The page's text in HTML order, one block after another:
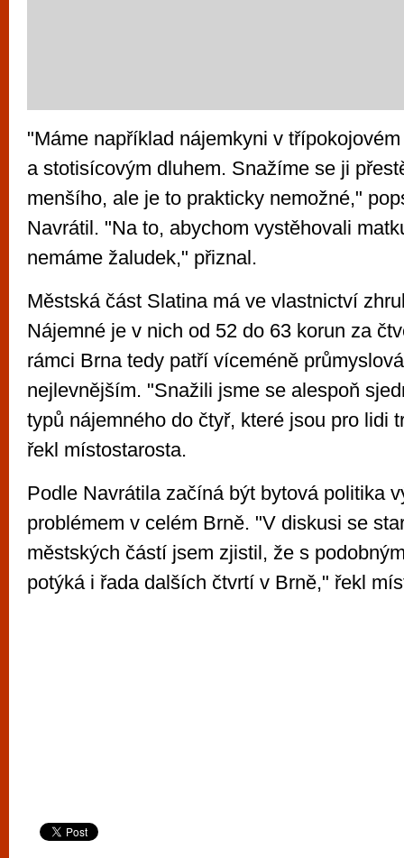
"Máme například nájemkyni v
a stotisícovým dluhem. Snažíme se ji
menšího, ale je to prakticky nemožné,"
Navrátil. "Na to, abychom vystěhovali
nemáme žaludek," přiznal.
Městská část Slatina má ve vlastnictví
Nájemné je v nich od 52 do 63 korun za
rámci Brna tedy patří víceméně
nejlevnějším. "Snažili jsme se alespoň
typů nájemného do čtyř, které jsou pro lidi
řekl místostarosta.
Podle Navrátila začíná být bytová politika
problémem v celém Brně. "V diskusi se
městských částí jsem zjistil, že s
potýká i řada dalších čtvrtí v Brně," řekl